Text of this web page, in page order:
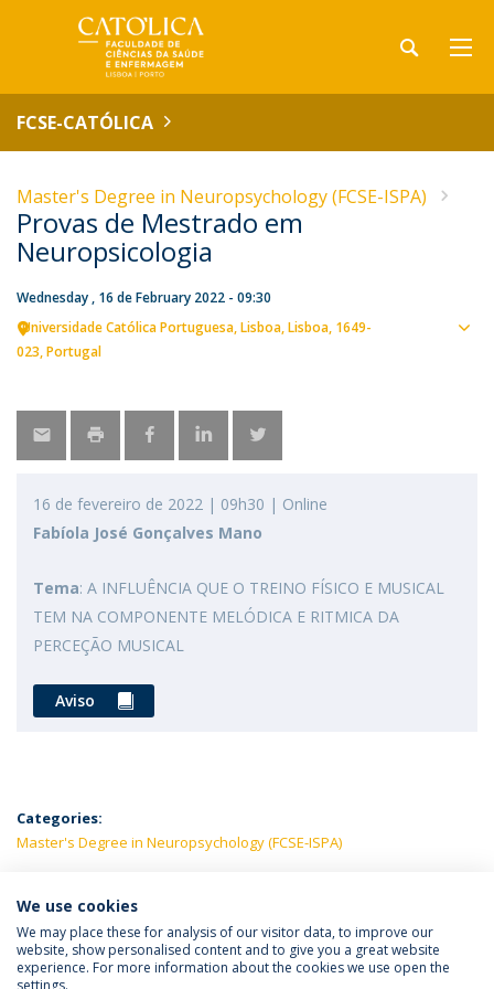
FCSE-CATÓLICA
Master's Degree in Neuropsychology (FCSE-ISPA)
Provas de Mestrado em
Neuropsicologia
Wednesday , 16 de February 2022 - 09:30
Universidade Católica Portuguesa Lisboa Lisboa 1649-
023 Portugal
16 de fevereiro de 2022 | 09h30 | Online
Fabíola José Gonçalves Mano
Tema: A INFLUÊNCIA QUE O TREINO FÍSICO E MUSICAL
TEM NA COMPONENTE MELÓDICA E RITMICA DA
PERCEÇÃO MUSICAL
Aviso
Categories:
Master's Degree in Neuropsychology (FCSE-ISPA)
LATEST NEWS
Política de Privacidade
Termos e Condições
We use cookies
We may place these for analysis of our visitor data, to improve our
website, show personalised content and to give you a great website
experience. For more information about the cookies we use open the
settings.